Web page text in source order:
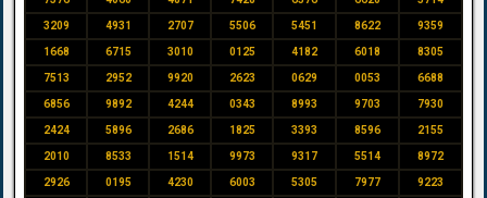
3209 4931 2707 5506 5451 8622 9359
1668 6715 3010 0125 4182 6018 8305
7513 2952 9920 2623 0629 0053 6688
6856 9892 4244 0343 8993 9703 7930
2424 5896 2686 1825 3393 8596 2155
2010 8533 1514 9973 9317 5514 8972
2926 0195 4230 6003 5305 7977 9223